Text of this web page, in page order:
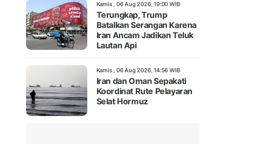
Kamis , 06 Aug 2026, 19:00 WIB
Terungkap, Trump
Batalkan Serangan Karena
Iran Ancam Jadikan Teluk
Lautan Api
Kamis , 06 Aug 2026, 14:56 WIB
Iran dan Oman Sepakati
Koordinat Rute Pelayaran
Selat Hormuz